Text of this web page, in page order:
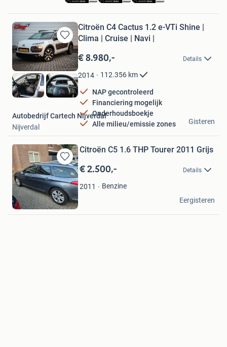
Bewaren
in
Mijn
Favorieten
Citroën C4 Cactus 1.2 e-VTi Shine |
Clima | Cruise | Navi |
€ 8.980,- Details
2014 112.356 km
NAP gecontroleerd
Financiering mogelijk
Onderhoudsboekje
Alle milieu/emissie zones
Autobedrijf Cartech Nijverdal
Nijverdal
Gisteren
Bewaren
in
Mijn
Favorieten
Citroën C5 1.6 THP Tourer 2011 Grijs
€ 2.500,- Details
2011
Benzine
B
Kerkrade
Eergisteren